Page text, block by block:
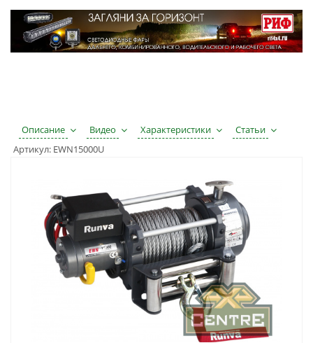
Описание Видео Характеристики
Статьи
Артикул: EWN15000U